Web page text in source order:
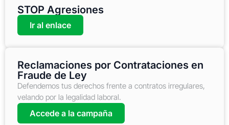
STOP Agresiones
Ir al enlace
Reclamaciones por Contrataciones en
Fraude de Ley
Defendemos tus derechos frente a contratos irregulares,
velando por la legalidad laboral.
Accede a la campaña